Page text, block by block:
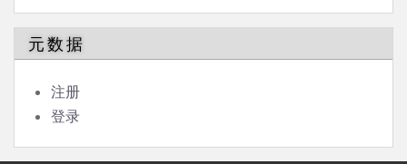
元数据
注册
登录